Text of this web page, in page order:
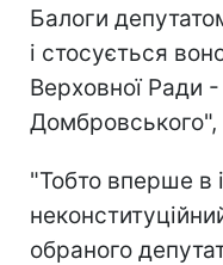
Балоги
і стосується
Верховної Ради
"Тобто вперше в
обраного